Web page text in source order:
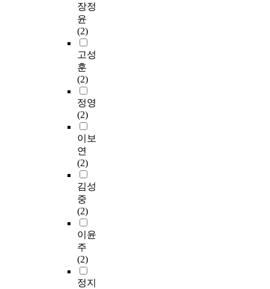
장정
윤
(2)
고성
훈
(2)
정영
(2)
이보
연
(2)
김성
중
(2)
이윤
주
(2)
정지